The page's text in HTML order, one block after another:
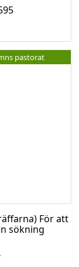
pastorat
För att
sökning